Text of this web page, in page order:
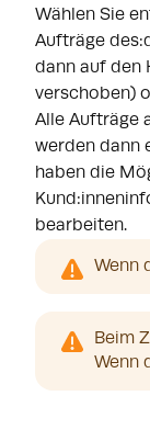
Wählen Sie
Aufträge
dann auf den
verschoben)
Alle Aufträge
werden dann
haben die
bearbeiten.
Wenn
Beim
Wenn